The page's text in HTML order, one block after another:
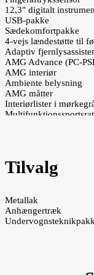
12,3" digitalt
USB-pakke
Sædekomfortpakke
4-vejs lændestøtte til
Adaptiv
AMG Advance (PC-
AMG interiør
Ambiente belysning
AMG måtter
Interiørlister i
AMG styling
Diamantgrill
18" AMG
Spejlpakke
Automatisk
Elektrisk
Forberedelse til
Tilvalg
Metallak
Anhængertræk